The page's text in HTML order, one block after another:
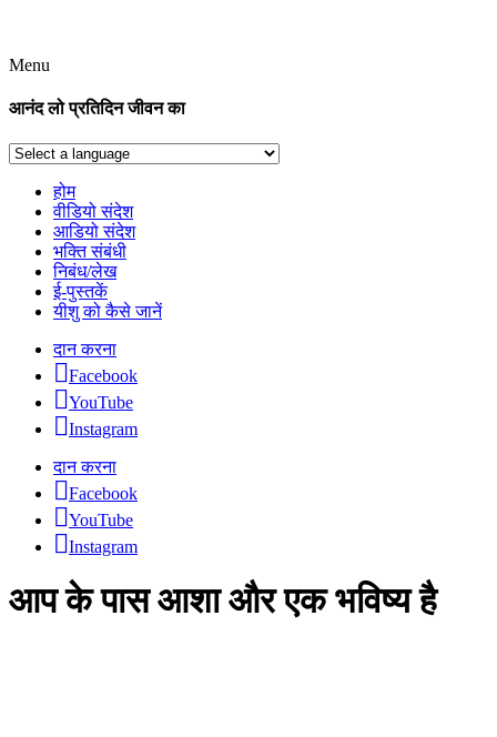
Menu
आनंद लो प्रतिदिन जीवन का
होम
वीडियो संदेश
आडियो संदेश
भक्ति संबंधी
निबंध/लेख
ई-पुस्तकें
यीशु को कैसे जानें
दान करना
Facebook
YouTube
Instagram
दान करना
Facebook
YouTube
Instagram
आप के पास आशा और एक भविष्य है